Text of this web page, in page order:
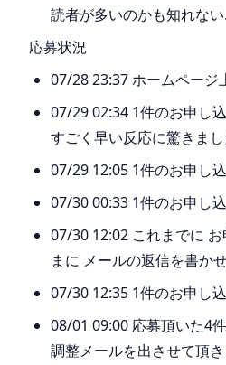
読者が多いのかも知れな
応募状況
07/28 23:37 ホームページ
07/29 02:34 1件のお申し
すごく早い反応に驚きま
07/29 12:05 1件のお申し
07/30 00:33 1件のお申し
07/30 12:02 これまでに
まに メールの返信を書か
07/30 12:35 1件のお申し
08/01 09:00 応募頂いた4
調整メールを出させて頂